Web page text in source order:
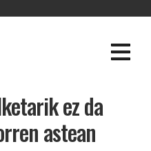
ez da
astean